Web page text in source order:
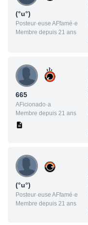
(°u°)
Posteur·euse AFfamé·e
Membre depuis 21 ans
665
AFicionado·a
Membre depuis 21 ans
(°u°)
Posteur·euse AFfamé·e
Membre depuis 21 ans